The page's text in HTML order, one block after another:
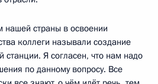
страны в освоении
коллеги называли создание
станции. Я согласен, что нам надо
по данному вопросу. Все